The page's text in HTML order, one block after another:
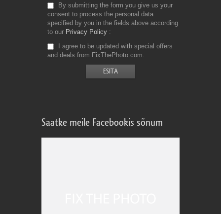
By submitting the form you give us your
consent to process the personal data
specified by you in the fields above according
to our Privacy Policy
I agree to be updated with special offers
and deals from FixThePhoto.com
Saatke meile Facebookis sõnum